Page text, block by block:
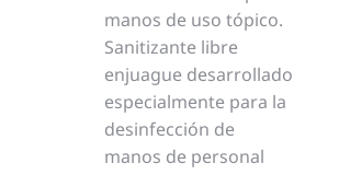
manos de uso tópico.
Sanitizante libre
enjuague desarrollado
especialmente para la
desinfección de
manos de personal